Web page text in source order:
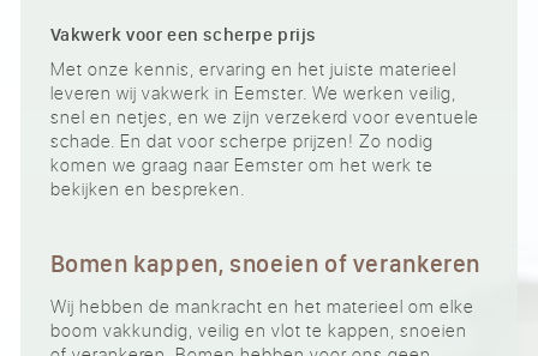
Vakwerk voor een scherpe prijs
Met onze kennis, ervaring en het juiste materieel
leveren wij vakwerk in Eemster. We werken veilig,
snel en netjes, en we zijn verzekerd voor eventuele
schade. En dat voor scherpe prijzen! Zo nodig
komen we graag naar Eemster om het werk te
bekijken en bespreken.
Bomen kappen, snoeien of verankeren
Wij hebben de mankracht en het materieel om elke
boom vakkundig, veilig en vlot te kappen, snoeien